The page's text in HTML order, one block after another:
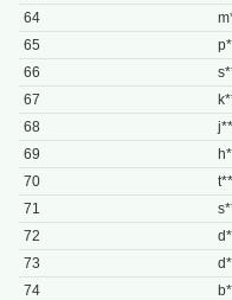
64
65
66
67
68
69
70
71
72
73
74